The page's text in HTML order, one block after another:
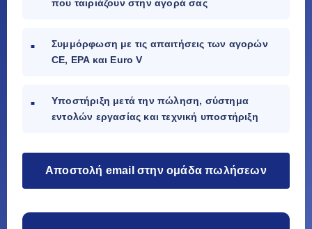
που ταιριάζουν στην αγορά σας
Συμμόρφωση με τις απαιτήσεις των αγορών
CE, EPA και Euro V
Υποστήριξη μετά την πώληση, σύστημα
εντολών εργασίας και τεχνική υποστήριξη
Αποστολή email στην ομάδα πωλήσεων